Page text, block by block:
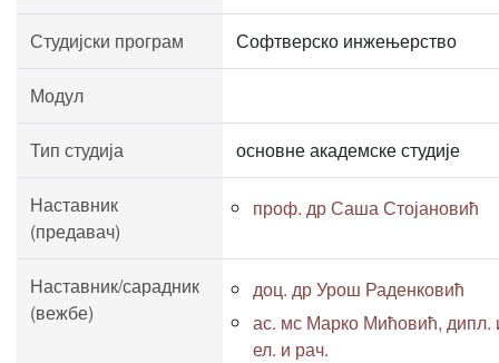
Студијски програм Софтверско инжењерство
Модул
Тип студија основне академске студије
Наставник
(предавач)
проф. др Саша Стојановић
Наставник/сарадник
(вежбе)
доц. др Урош Раденковић
ас. мс Марко Мићовић, дипл.
ел. и рач.